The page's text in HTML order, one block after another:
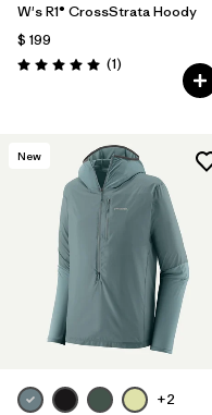
W's R1® CrossStrata Hoody
$ 199
Valoración: 5.0 / 5
(1Comentarios
)
New
+2